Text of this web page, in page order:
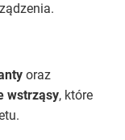
oraz
wstrząsy, które